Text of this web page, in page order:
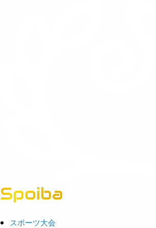
Spoiba
スポーツ大会